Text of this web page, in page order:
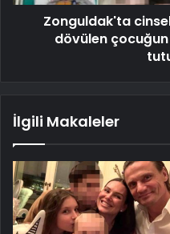
Zonguldak'ta
dövülen
İlgili Makaleler